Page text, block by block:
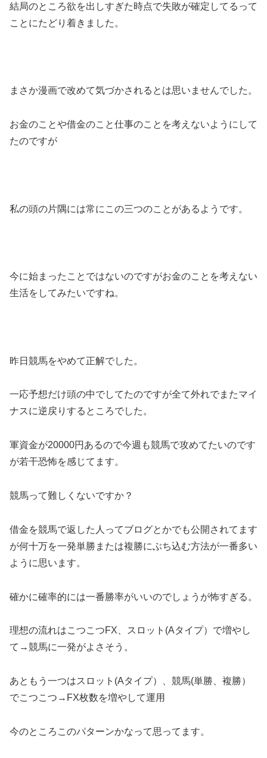
結局のところ欲を出しすぎた時点で失敗が確定してるって
ことにたどり着きました。
まさか漫画で改めて気づかされるとは思いませんでした。
お金のことや借金のこと仕事のことを考えないようにして
たのですが
私の頭の片隅には常にこの三つのことがあるようです。
今に始まったことではないのですがお金のことを考えない
生活をしてみたいですね。
昨日競馬をやめて正解でした。
一応予想だけ頭の中でしてたのですが全て外れでまたマイ
ナスに逆戻りするところでした。
軍資金が20000円あるので今週も競馬で攻めてたいのです
が若干恐怖を感じてます。
競馬って難しくないですか？
借金を競馬で返した人ってブログとかでも公開されてます
が何十万を一発単勝または複勝にぶち込む方法が一番多い
ように思います。
確かに確率的には一番勝率がいいのでしょうが怖すぎる。
理想の流れはこつこつFX、スロット(Aタイプ）で増やし
て→競馬に一発がよさそう。
あともう一つはスロット(Aタイプ）、競馬(単勝、複勝）
でこつこつ→FX枚数を増やして運用
今のところこのパターンかなって思ってます。